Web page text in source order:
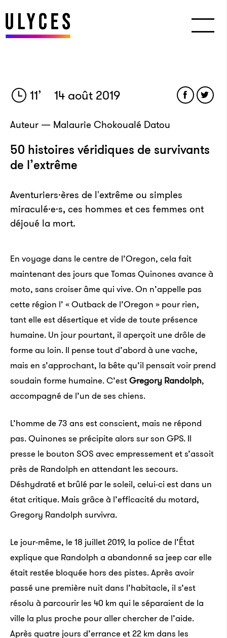
11’ 14 août 2019
Auteur — Malaurie Chokoualé Datou
50 histoires véridiques de survivants
de l’extrême
Aventuriers·ères de l'extrême ou simples
miraculé·e·s, ces hommes et ces femmes ont
déjoué la mort.
En voyage dans le centre de l’Oregon, cela fait
maintenant des jours que Tomas Quinones avance à
moto, sans croiser âme qui vive. On n’appelle pas
cette région l’ « Outback de l’Oregon » pour rien,
tant elle est désertique et vide de toute présence
humaine. Un jour pourtant, il aperçoit une drôle de
forme au loin. Il pense tout d’abord à une vache,
mais en s’approchant, la bête qu’il pensait voir prend
soudain forme humaine. C’estGregory Randolph,
accompagné de l’un de ses chiens.
L’homme de 73 ans est conscient, mais ne répond
pas. Quinones se précipite alors sur son GPS. Il
presse le bouton SOS avec empressement et s’assoit
près de Randolph en attendant les secours.
Déshydraté et brûlé par le soleil, celui-ci est dans un
état critique. Mais grâce à l’efficacité du motard,
Gregory Randolph survivra.
Le jour-même, le 18 juillet 2019, la police de l’État
explique que Randolph a abandonné sa jeep car elle
était restée bloquée hors des pistes. Après avoir
passé une première nuit dans l’habitacle, il s’est
résolu à parcourir les 40 km qui le séparaient de la
ville la plus proche pour aller chercher de l’aide.
Après quatre jours d’errance et 22 km dans les